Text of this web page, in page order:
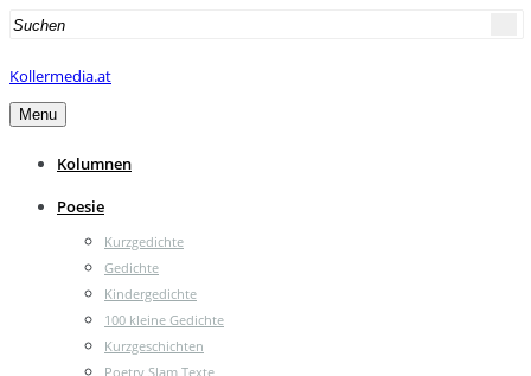
Search
Kollermedia.at
Menu
Kolumnen
Poesie
Kurzgedichte
Gedichte
Kindergedichte
100 kleine Gedichte
Kurzgeschichten
Poetry Slam Texte